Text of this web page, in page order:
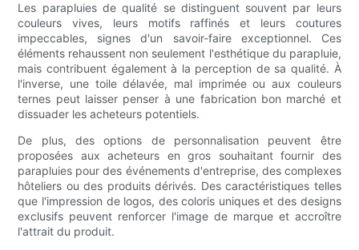
Les parapluies de qualité se distinguent souvent par leurs
couleurs vives, leurs motifs raffinés et leurs coutures
impeccables, signes d'un savoir-faire exceptionnel. Ces
éléments rehaussent non seulement l'esthétique du parapluie,
mais contribuent également à la perception de sa qualité. À
l'inverse, une toile délavée, mal imprimée ou aux couleurs
ternes peut laisser penser à une fabrication bon marché et
dissuader les acheteurs potentiels.
De plus, des options de personnalisation peuvent être
proposées aux acheteurs en gros souhaitant fournir des
parapluies pour des événements d'entreprise, des complexes
hôteliers ou des produits dérivés. Des caractéristiques telles
que l'impression de logos, des coloris uniques et des designs
exclusifs peuvent renforcer l'image de marque et accroître
l'attrait du produit.